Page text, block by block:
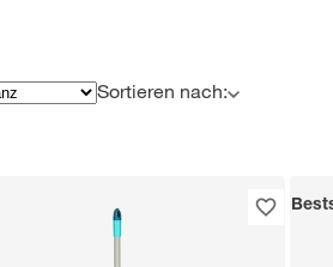
Sortieren nach: